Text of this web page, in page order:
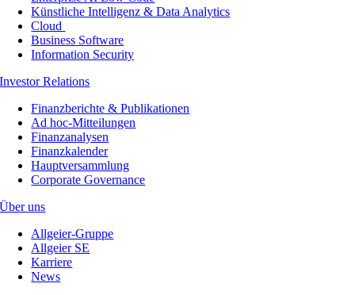
Künstliche Intelligenz & Data Analytics
Cloud
Business Software
Information Security
Investor Relations
Finanzberichte & Publikationen
Ad hoc-Mitteilungen
Finanzanalysen
Finanzkalender
Hauptversammlung
Corporate Governance
Über uns
Allgeier-Gruppe
Allgeier SE
Karriere
News